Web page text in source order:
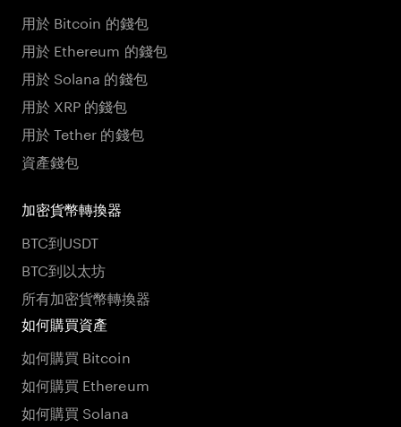
用於 Bitcoin 的錢包
用於 Ethereum 的錢包
用於 Solana 的錢包
用於 XRP 的錢包
用於 Tether 的錢包
資產錢包
加密貨幣轉換器
BTC到USDT
BTC到以太坊
所有加密貨幣轉換器
如何購買資產
如何購買 Bitcoin
如何購買 Ethereum
如何購買 Solana